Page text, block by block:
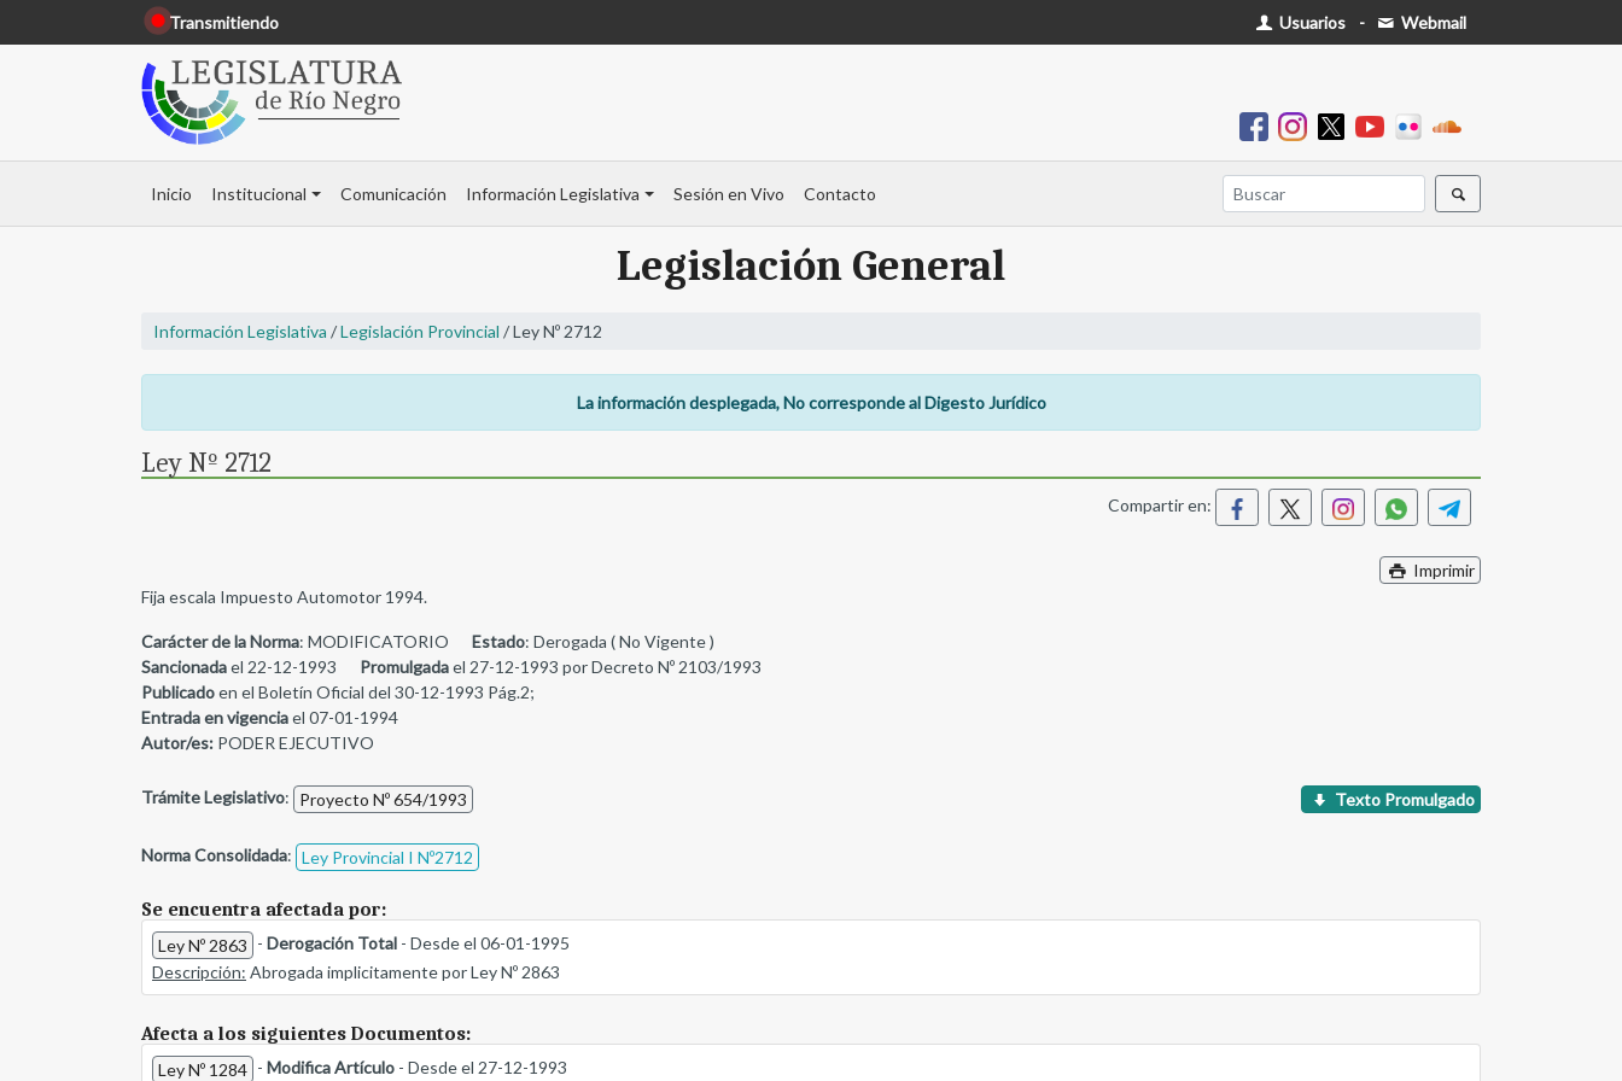
Transmitiendo Usuarios - Webmail
Inicio Institucional Comunicación Información Legislativa Sesión en Vivo Contacto
Legislación General
Información Legislativa /Legislación Provincial / Ley Nº 2712
La información desplegada, No corresponde al Digesto Jurídico
Ley Nº 2712
Compartir en:
Imprimir
Fija escala Impuesto Automotor 1994.
Carácter de la Norma: MODIFICATORIO Estado: Derogada ( No Vigente )
Sancionadael 22-12-1993 Promulgadael 27-12-1993 por Decreto Nº 2103/1993
Publicadoen el Boletín Oficial del 30-12-1993 Pág.2;
Entrada en vigenciael 07-01-1994
Autor/es: PODER EJECUTIVO
Trámite Legislativo: Proyecto Nº 654/1993
Norma Consolidada: Ley Provincial I Nº2712
Texto Promulgado
Se encuentra afectada por:
Ley Nº 2863 - Derogación Total - Desde el 06-01-1995
Descripción: Abrogada implicitamente por Ley Nº 2863
Afecta a los siguientes Documentos:
Ley Nº 1284 - Modifica Artículo - Desde el 27-12-1993